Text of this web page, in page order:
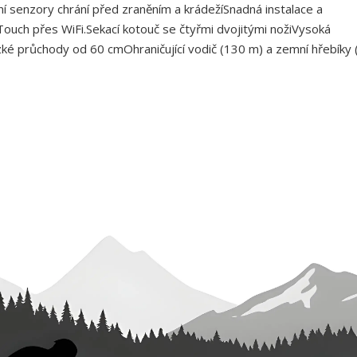
chrání před zraněním a krádežíSnadná instalace a
přes WiFi.Sekací kotouč se čtyřmi dvojitými nožiVysoká
průchody od 60 cmOhraničující vodič (130 m) a zemní hřebíky